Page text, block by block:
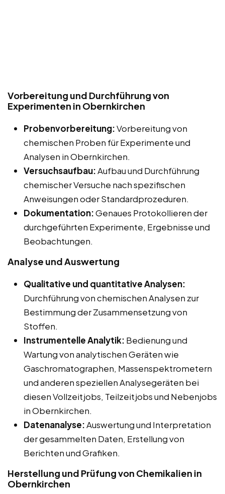
Vorbereitung und Durchführung von
Experimenten in Obernkirchen
Probenvorbereitung:Vorbereitung von
chemischen Proben für Experimente und
Analysen in Obernkirchen.
Versuchsaufbau:Aufbau und Durchführung
chemischer Versuche nach spezifischen
Anweisungen oder Standardprozeduren.
Dokumentation:Genaues Protokollieren der
durchgeführten Experimente, Ergebnisse und
Beobachtungen.
Analyse und Auswertung
Qualitative und quantitative Analysen:
Durchführung von chemischen Analysen zur
Bestimmung der Zusammensetzung von
Stoffen.
Instrumentelle Analytik: Bedienung und
Wartung von analytischen Geräten wie
Gaschromatographen, Massenspektrometern
und anderen speziellen Analysegeräten bei
diesen Vollzeitjobs, Teilzeitjobs und Nebenjobs
in Obernkirchen.
Datenanalyse:Auswertung und Interpretation
der gesammelten Daten, Erstellung von
Berichten und Grafiken.
Herstellung und Prüfung von Chemikalien in
Obernkirchen